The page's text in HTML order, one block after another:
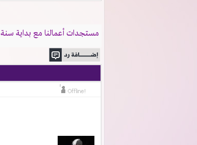
مستجدات أعمالنا مع بداية سنة 2025 [Our Last Hurrah]